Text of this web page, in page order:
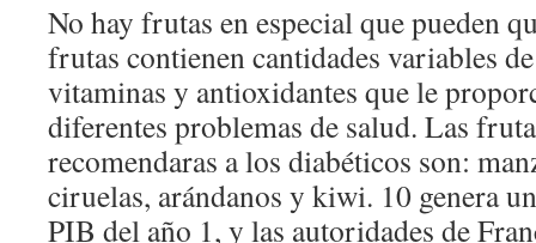
No hay frutas en especial que pueden
frutas contienen cantidades variables
vitaminas y antioxidantes que le
diferentes problemas de salud. Las
recomendaras a los diabéticos son:
ciruelas, arándanos y kiwi. 10 genera
PIB del año 1, y las autoridades de